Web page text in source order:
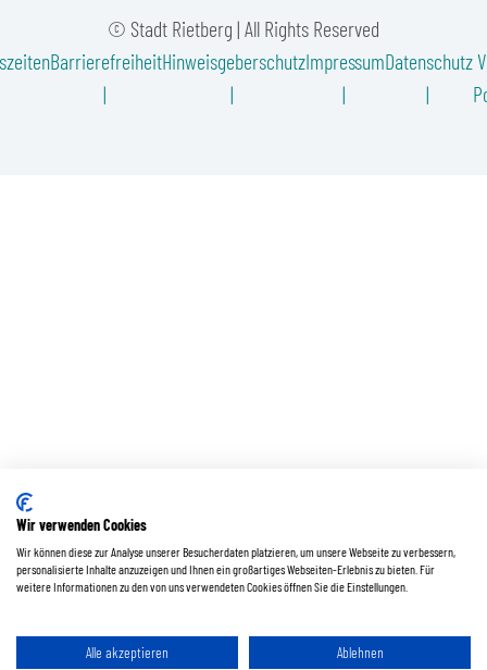
© Stadt Rietberg | All Rights Reserved
BarrierefreiheitHinweisgeberschutzImpressumDatenschutz
Wir verwenden Cookies
Wir können diese zur Analyse unserer Besucherdaten platzieren, um unsere Webseite zu verbessern,
personalisierte Inhalte anzuzeigen und Ihnen ein großartiges Webseiten-Erlebnis zu bieten. Für
weitere Informationen zu den von uns verwendeten Cookies öffnen Sie die Einstellungen.
Alle akzeptieren Ablehnen